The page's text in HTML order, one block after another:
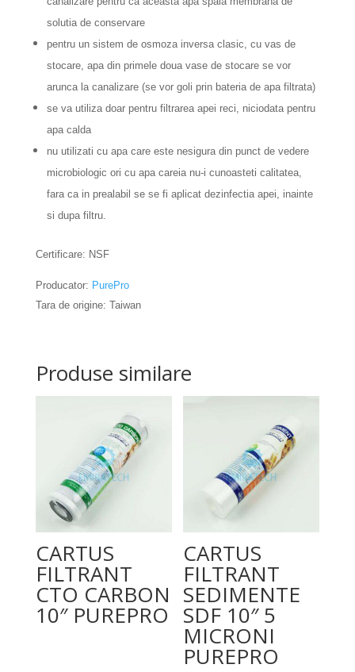
solutia de conservare
pentru un sistem de osmoza inversa clasic, cu vas de
stocare, apa din primele doua vase de stocare se vor
arunca la canalizare (se vor goli prin bateria de apa filtrata)
se va utiliza doar pentru filtrarea apei reci, niciodata pentru
apa calda
nu utilizati cu apa care este nesigura din punct de vedere
microbiologic ori cu apa careia nu-i cunoasteti calitatea,
fara ca in prealabil se se fi aplicat dezinfectia apei, inainte
si dupa filtru.
Certificare: NSF
Producator: PurePro
Tara de origine: Taiwan
Produse similare
CARTUS
FILTRANT
CTO CARBON
10″ PUREPRO
CARTUS
FILTRANT
SEDIMENTE
SDF 10″ 5
MICRONI
PUREPRO